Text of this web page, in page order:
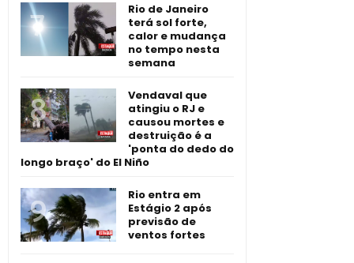
Rio de Janeiro
terá sol forte,
calor e mudança
no tempo nesta
semana
Vendaval que
atingiu o RJ e
causou mortes e
destruição é a
'ponta do dedo do
longo braço' do El Niño
Rio entra em
Estágio 2 após
previsão de
ventos fortes